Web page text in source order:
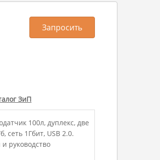
Запросить
ЗиП
100л, дуплекс, две
сеть 1Гбит, USB 2.0.
руководство